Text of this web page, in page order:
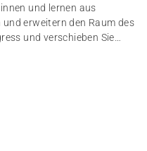
und lernen aus
erweitern den Raum des
und verschieben Sie